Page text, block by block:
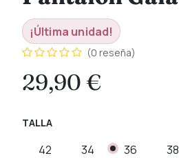
¡Última unidad!
(0 reseña)
29,90 €
TALLA
42 34 36 38